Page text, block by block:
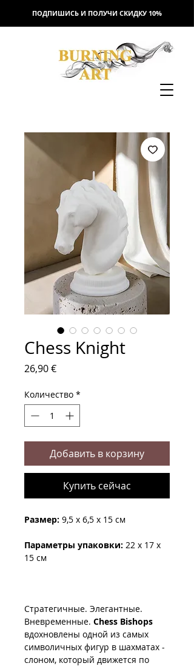
ПОДПИШИСЬ И ПОЛУЧИ СКИДКУ 10%
Chess Knight
26,90 €Цена
Количество *
Добавить в корзину
Купить сейчас
Размер: 9,5 x 6,5 x 15 см
Параметры упаковки: 22 x 17 x
15 см
Стратегичные. Элегантные.
Вневременные. Chess Bishops
вдохновлены одной из самых
символичных фигур в шахматах -
слоном, который движется по